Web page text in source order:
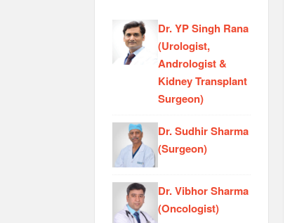
Dr. YP Singh Rana
(Urologist,
Andrologist &
Kidney Transplant
Surgeon)
Dr. Sudhir Sharma
(Surgeon)
Dr. Vibhor Sharma
(Oncologist)